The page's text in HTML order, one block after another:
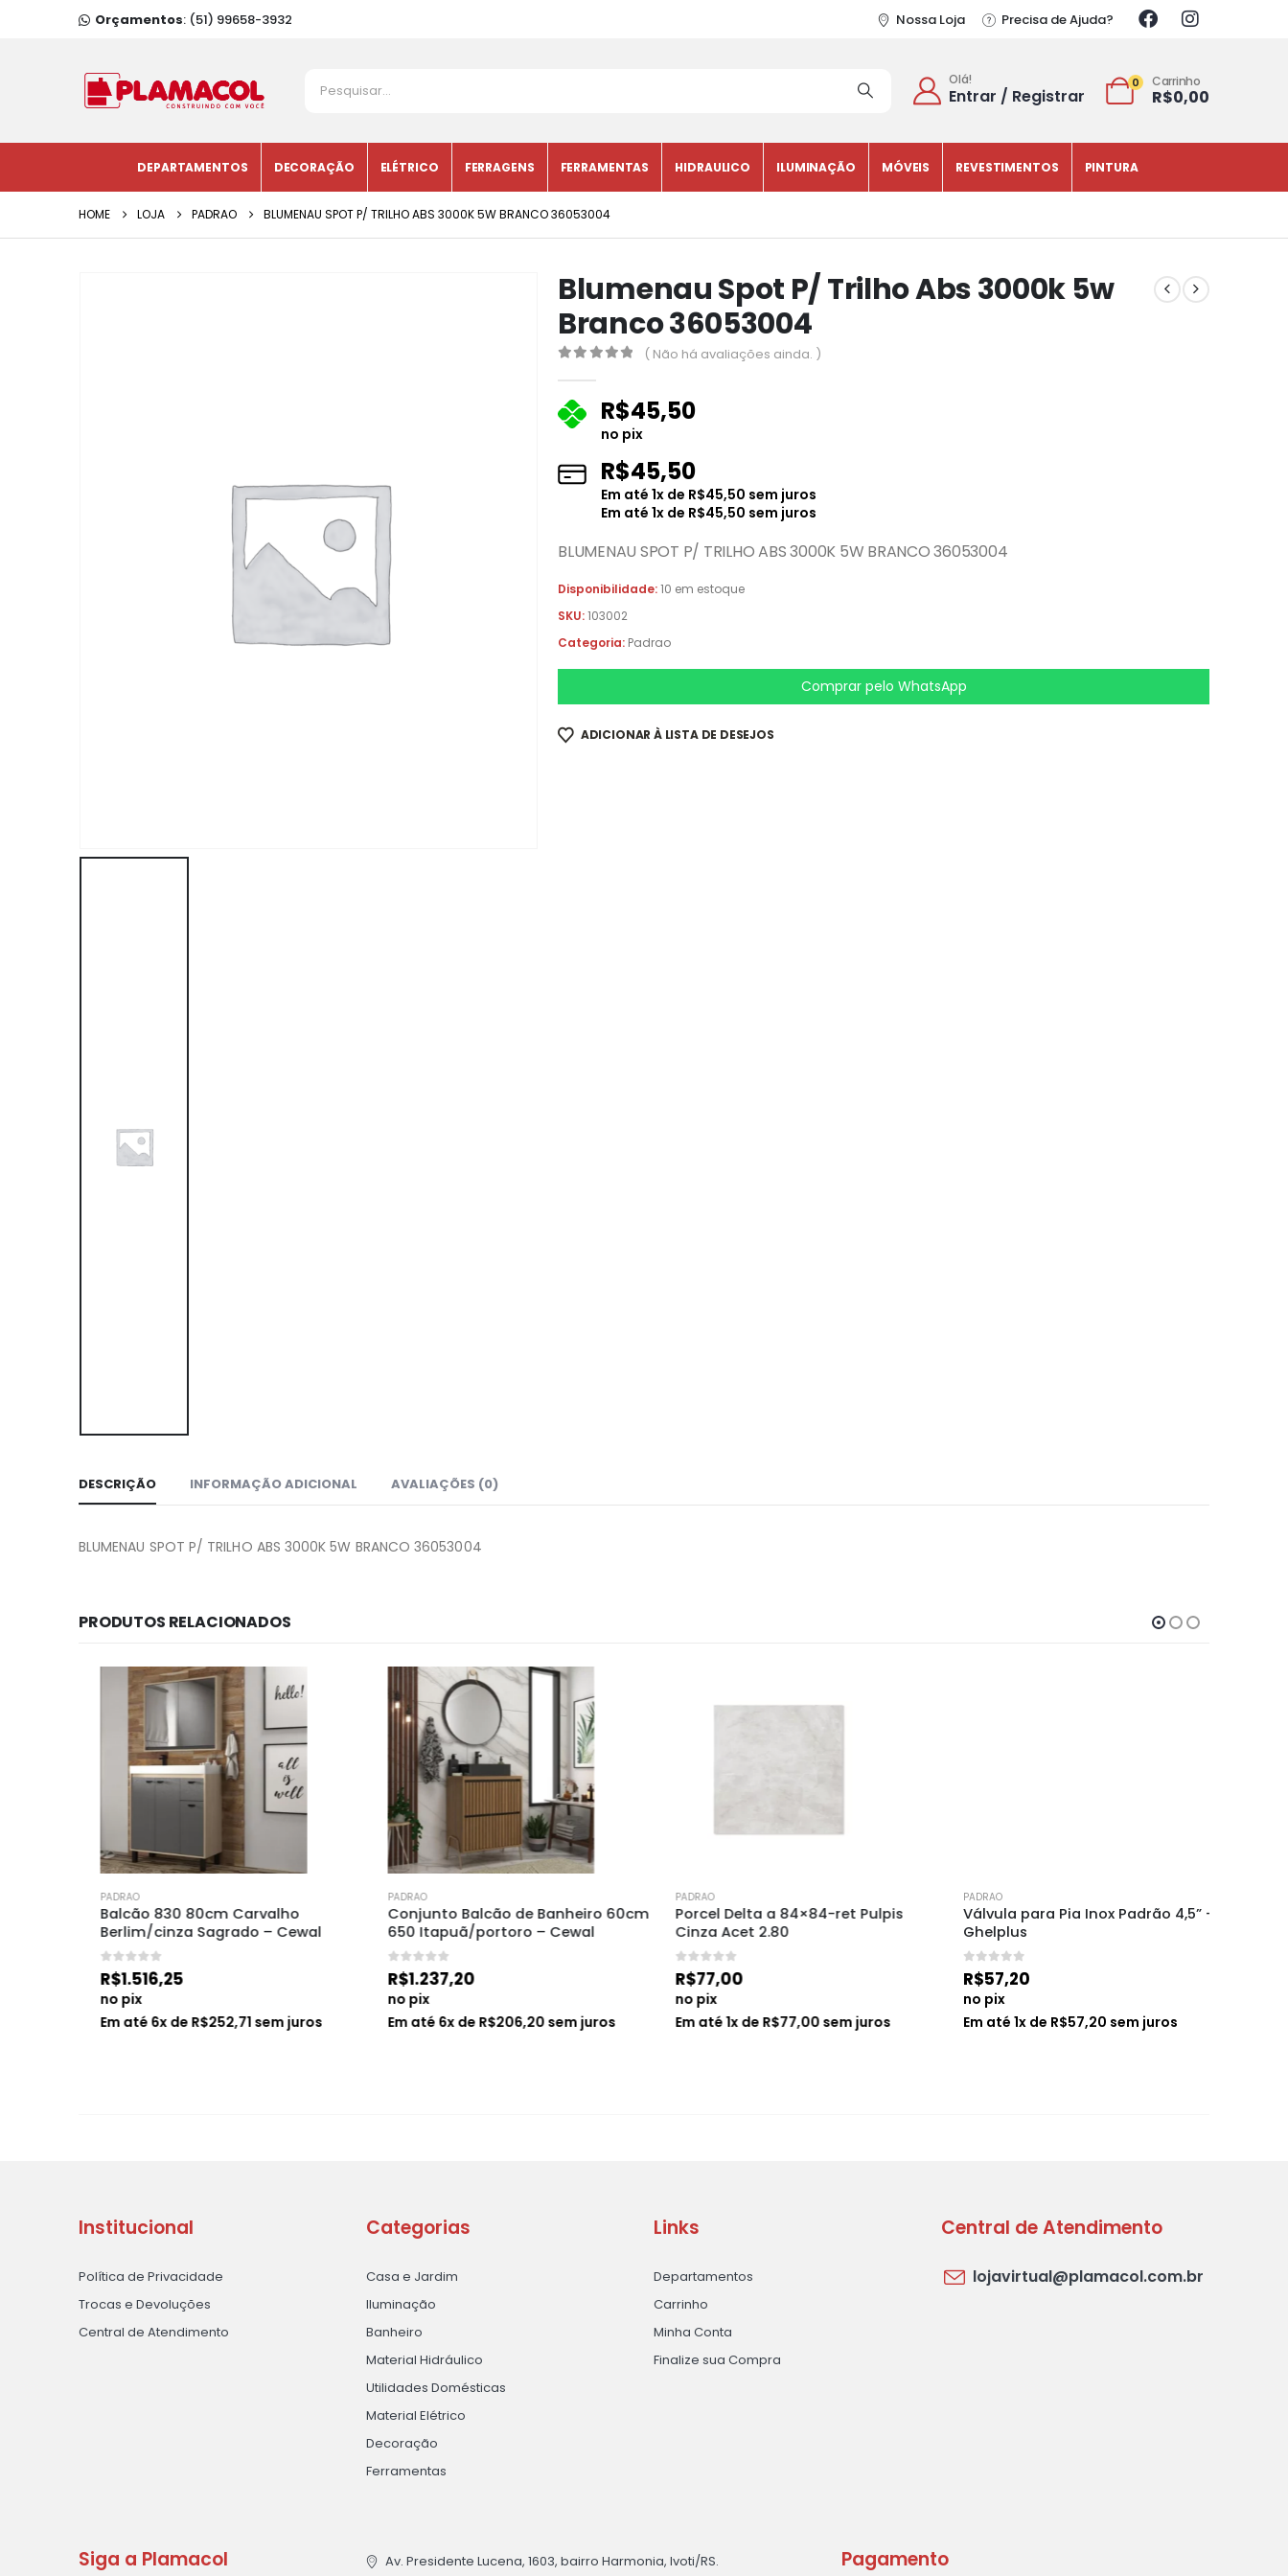
Orçamentos: (51) 99658-3932 Nossa Loja Precisa de Ajuda?
Olá!
Entrar / Registrar
0 Carrinho
R$0,00
DEPARTAMENTOS DECORAÇÃO ELÉTRICO FERRAGENS FERRAMENTAS HIDRAULICO ILUMINAÇÃO MÓVEIS REVESTIMENTOS PINTURA
HOME LOJA PADRAO BLUMENAU SPOT P/ TRILHO ABS 3000K 5W BRANCO 36053004
Blumenau Spot P/ Trilho Abs 3000k 5w
Branco 36053004
( Não há avaliações ainda. )
R$45,50
no pix
R$45,50
Em até 1x de R$45,50 sem juros
Em até 1x de R$45,50 sem juros
BLUMENAU SPOT P/ TRILHO ABS 3000K 5W BRANCO 36053004
Disponibilidade:10 em estoque
SKU:103002
Categoria: Padrao
Comprar pelo WhatsApp
ADICIONAR À LISTA DE DESEJOS
DESCRIÇÃO INFORMAÇÃO ADICIONAL AVALIAÇÕES (0)
BLUMENAU SPOT P/ TRILHO ABS 3000K 5W BRANCO 36053004
PRODUTOS RELACIONADOS
PADRAO
Balcão 830 80cm Carvalho
Berlim/cinza Sagrado – Cewal
de 5
1.516,25
no pix
Em até6x deR$252,71sem juros
PADRAO
Conjunto Balcão de Banheiro 60cm
650 Itapuã/portoro – Cewal
de 5
1.237,20
no pix
Em até6x deR$206,20sem juros
PADRAO
Porcel Delta a 84×84-ret Pulpis
Cinza Acet 2.80
de 5
77,00
no pix
Em até1x deR$77,00sem juros
PADRAO
Válvula para Pia Inox Padrão 4,5” –
Ghelplus
de 5
57,20
no pix
Em até1x de R$57,20sem juros
Institucional
Política de Privacidade
Trocas e Devoluções
Central de Atendimento
Categorias
Casa e Jardim
Iluminação
Banheiro
Material Hidráulico
Utilidades Domésticas
Material Elétrico
Decoração
Ferramentas
Links
Departamentos
Carrinho
Minha Conta
Finalize sua Compra
Central de Atendimento
lojavirtual@plamacol.com.br
Siga a Plamacol Av. Presidente Lucena, 1603, bairro Harmonia, Ivoti/RS. Pagamento